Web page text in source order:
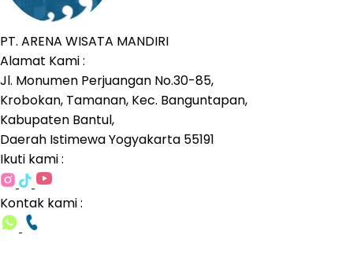
PT. ARENA WISATA MANDIRI
Alamat Kami :
Jl. Monumen Perjuangan No.30-85,
Krobokan, Tamanan, Kec. Banguntapan,
Kabupaten Bantul,
Daerah Istimewa Yogyakarta 55191
Ikuti kami :
Kontak kami :